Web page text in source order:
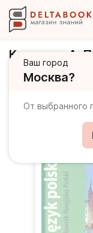
Ваш город
Москва?
От выбранного
Корнеева А. П.
Книги автора